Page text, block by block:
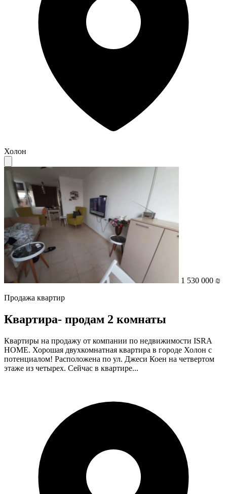
Холон
1 530 000 ₪
Продажа квартир
Квартира- продам 2 комнаты
Квартиры на продажу от компании по недвижимости ISRA
HOME. Хорошая двухкомнатная квартира в городе Холон с
потенциалом! Расположена по ул. Джеси Коен на четвертом
этаже из четырех. Сейчас в квартире...